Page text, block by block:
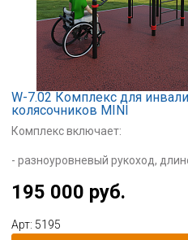
W-7.02 Комплекс для
колясочников MINI
Комплекс включает:
- разноуровневый рукоход,
высоты 1000 мм),
- шведскую стенку (ШВ, мм:
1200х2000),
195 000 руб.
Арт: 5195